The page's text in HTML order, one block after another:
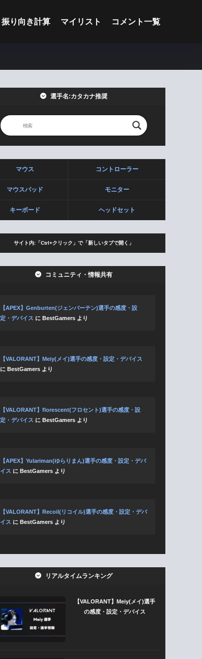
振り向き計算 マイリスト コメント一覧
選手名:カタカナ推奨
マウス コントローラー
マウスパッド モニター
キーボード ヘッドセット
サイト内:「Ctrl+クリック」で「新しいタブで開く」
コミュニティ・情報共有
【APEX】Genburten(ジェンバーテン)選手の感度・設
定・デバイス に BestGamers より
【VALORANT】Meiy(メイ)選手の感度・設定・デバイス
に BestGamers より
【VALORANT】florescent(フロセント)選手の感度・設
定・デバイス に BestGamers より
【APEX】Yulariman(ゆらりまん)選手の感度・設定・デバ
イス に BestGamers より
【VALORANT】Recoil(リコイル)選手の感度・設定・デバ
イス に BestGamers より
リアルタイムランキング
【VALORANT】Meiy(メイ)選手
の感度・設定・デバイス